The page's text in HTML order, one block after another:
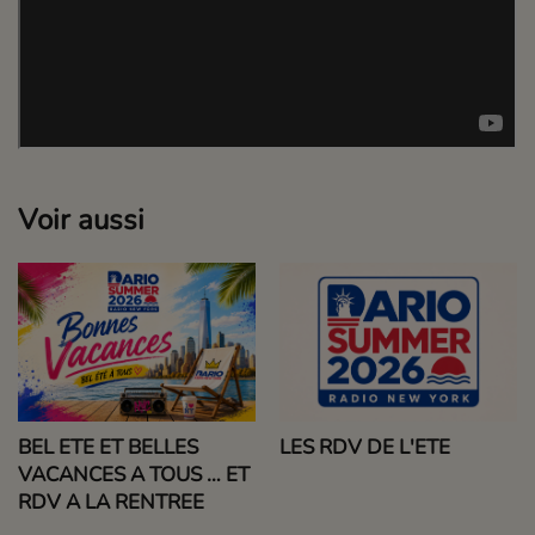
Voir aussi
BEL ETE ET BELLES
VACANCES A TOUS … ET
RDV A LA RENTREE
LES RDV DE L'ETE